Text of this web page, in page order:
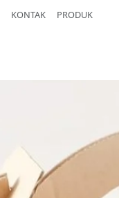
KONTAK PRODUK